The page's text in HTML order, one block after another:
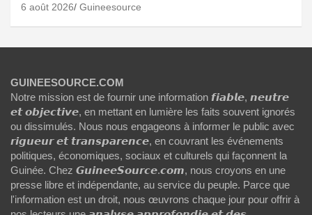
6 août 2026 Guineesource
GUINEESOURCE.COM
Notre mission est de fournir une information 𝙛𝙞𝙖𝙗𝙡𝙚, 𝙣𝙚𝙪𝙩𝙧𝙚
𝙚𝙩 𝙤𝙗𝙟𝙚𝙘𝙩𝙞𝙫𝙚, en mettant en lumière les faits souvent ignorés
ou dissimulés. Nous nous engageons à informer le public avec
𝙧𝙞𝙜𝙪𝙚𝙪𝙧 𝙚𝙩 𝙩𝙧𝙖𝙣𝙨𝙥𝙖𝙧𝙚𝙣𝙘𝙚, en couvrant les événements
politiques, économiques, sociaux et culturels qui façonnent la
Guinée. Chez 𝙂𝙪𝙞𝙣𝙚𝙚𝙎𝙤𝙪𝙧𝙘𝙚.𝙘𝙤𝙢, nous croyons en une
presse libre et indépendante, au service du peuple. Parce que
l'information est un droit, nous œuvrons chaque jour pour offrir à